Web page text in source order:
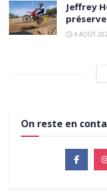
Jeffrey
4 AOÛT
On reste en